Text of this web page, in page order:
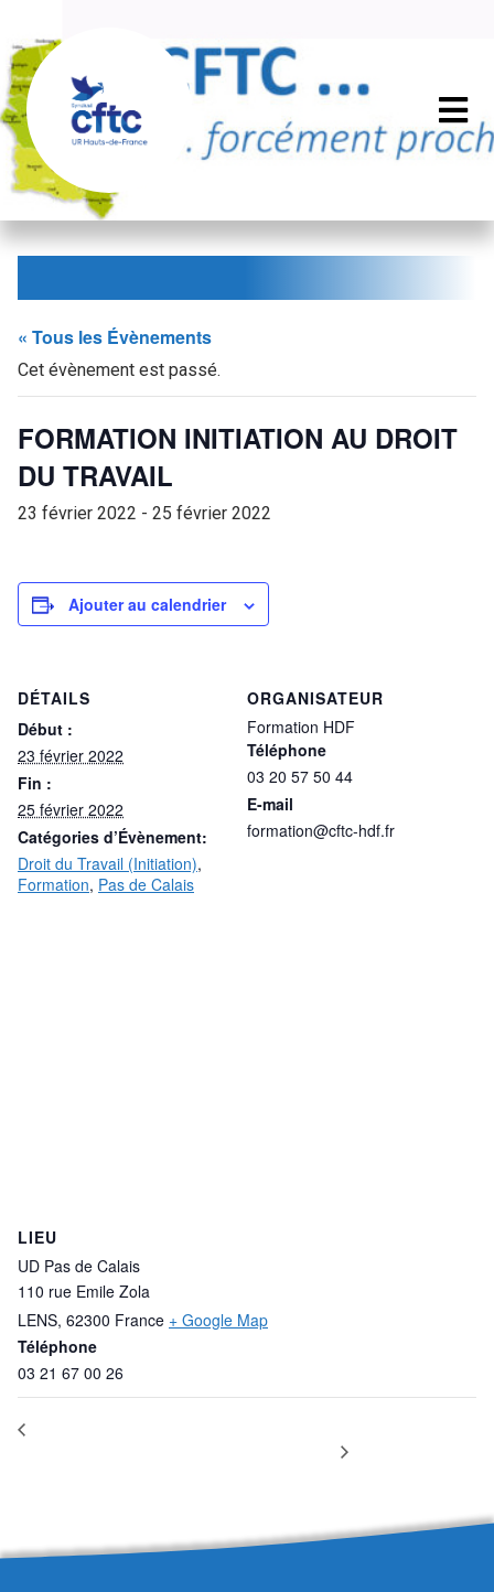
« Tous les Évènements
Cet évènement est passé.
FORMATION INITIATION AU DROIT
DU TRAVAIL
23 février 2022 - 25 février 2022
Ajouter au calendrier
DÉTAILS
Début :
23 février 2022
Fin :
25 février 2022
Catégories d’Évènement:
Droit du Travail (Initiation),
Formation, Pas de Calais
ORGANISATEUR
Formation HDF
Téléphone
03 20 57 50 44
E-mail
formation@cftc-hdf.fr
LIEU
UD Pas de Calais
110 rue Emile Zola
LENS, 62300 France + Google Map
Téléphone
03 21 67 00 26